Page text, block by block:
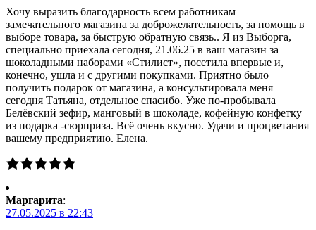
Хочу выразить благодарность всем работникам
замечательного магазина за доброжелательность, за помощь в
выборе товара, за быструю обратную связь.. Я из Выборга,
специально приехала сегодня, 21.06.25 в ваш магазин за
шоколадными наборами «Стилист», посетила впервые и,
конечно, ушла и с другими покупками. Приятно было
получить подарок от магазина, а консультировала меня
сегодня Татьяна, отдельное спасибо. Уже по-пробывала
Белёвский зефир, манговый в шоколаде, кофейную конфетку
из подарка -сюрприза. Всё очень вкусно. Удачи и процветания
вашему предприятию. Елена.
Маргарита:
27.05.2025 в 22:43